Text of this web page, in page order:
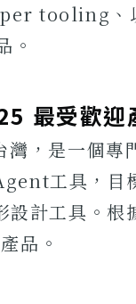
tooling、
。
最受歡迎
，是一個專
工具，目
設計工具。
品。